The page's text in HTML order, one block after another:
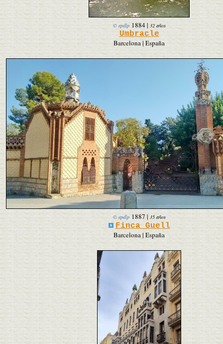
© epdlp 1884| 32 años
Umbracle
Barcelona | España
© epdlp 1887 | 35 años
Finca Guell
Barcelona | España